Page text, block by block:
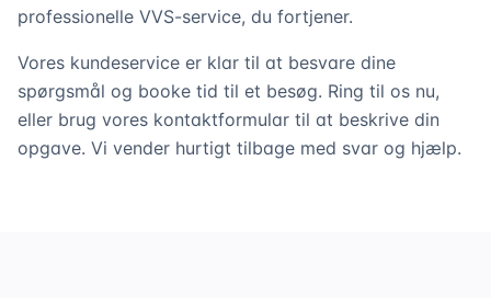
professionelle VVS-service, du fortjener.
Vores kundeservice er klar til at besvare dine
spørgsmål og booke tid til et besøg. Ring til os nu,
eller brug vores kontaktformular til at beskrive din
opgave. Vi vender hurtigt tilbage med svar og hjælp.